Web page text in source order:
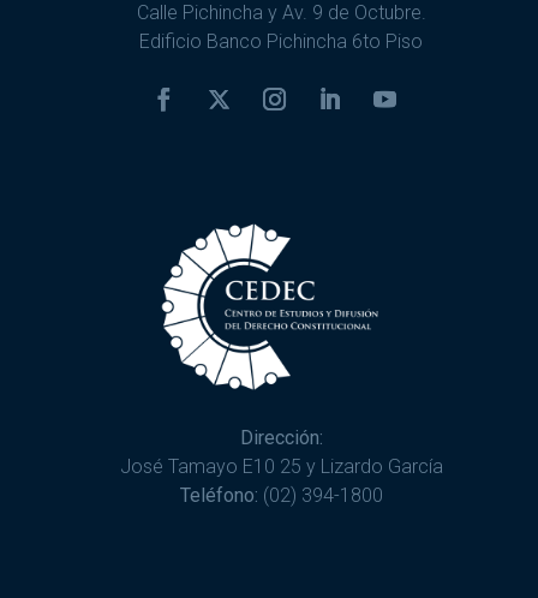
Calle Pichincha y Av. 9 de Octubre.
Edificio Banco Pichincha 6to Piso
Dirección:
José Tamayo E10 25 y Lizardo García
Teléfono: (02) 394-1800